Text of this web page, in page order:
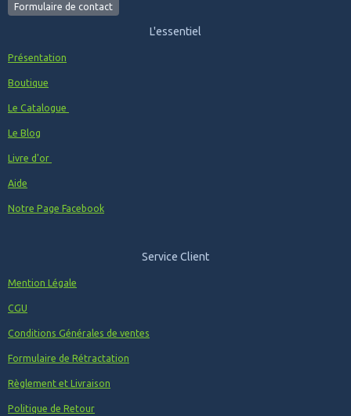
Formulaire de contact
L'essentiel
Présentation
Boutique
Le Catalogue
Le Blog
Livre d'or
Aide
Notre Page Facebook
Service Client
Mention Légale
CGU
Conditions Générales de ventes
Formulaire de Rétractation
Règlement et Livraison
Politique de Retour